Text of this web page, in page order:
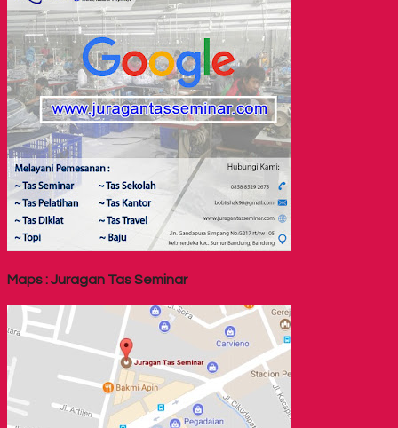
Maps : Juragan Tas Seminar